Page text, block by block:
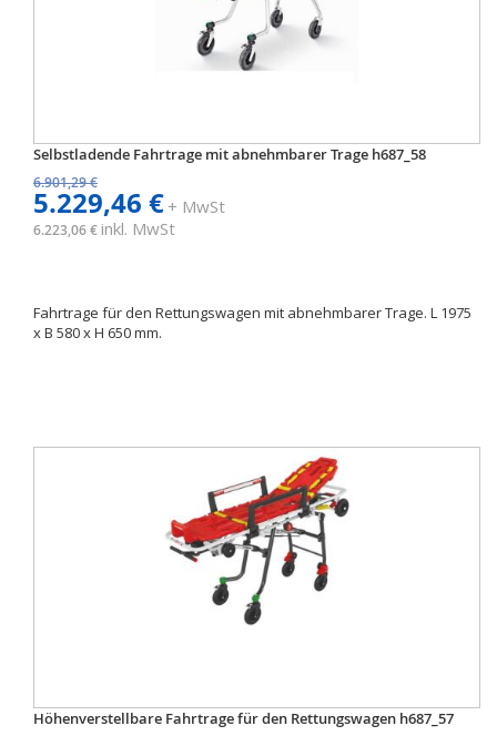
Selbstladende Fahrtrage mit abnehmbarer Trage h687_58
6.901,29 €
5.229,46 €+ MwSt
6.223,06 € inkl. MwSt
Fahrtrage für den Rettungswagen mit abnehmbarer Trage. L 1975
x B 580 x H 650 mm.
Höhenverstellbare Fahrtrage für den Rettungswagen h687_57